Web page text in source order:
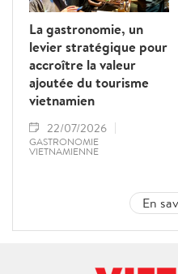
La gastronomie, un
levier stratégique pour
accroître la valeur
ajoutée du tourisme
vietnamien
22/07/2026
GASTRONOMIE
VIETNAMIENNE
En